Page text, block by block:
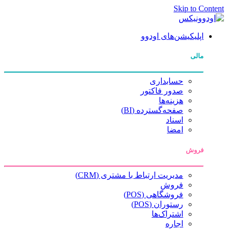
Skip to Content
اپلیکیشن‌های اودوو
مالی
حسابداری
صدور فاکتور
هزینه‌ها
صفحه‌گسترده (BI)
اسناد
امضا
فروش
مدیریت ارتباط با مشتری (CRM)
فروش
فروشگاهی (POS)
رستوران (POS)
اشتراک‌ها
اجاره